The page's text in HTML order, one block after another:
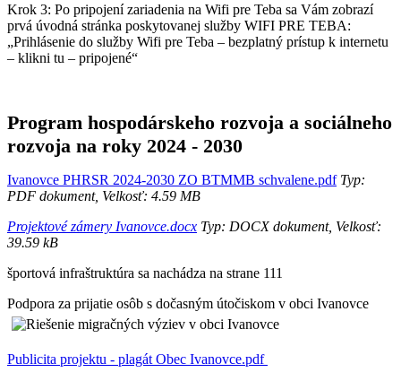
Krok 3: Po pripojení zariadenia na Wifi pre Teba sa Vám zobrazí
prvá úvodná stránka poskytovanej služby WIFI PRE TEBA:
„Prihlásenie do služby Wifi pre Teba – bezplatný prístup k internetu
– klikni tu – pripojené“
Program hospodárskeho rozvoja a sociálneho
rozvoja na roky 2024 - 2030
Ivanovce PHRSR 2024-2030 ZO BTMMB schvalene.pdfTyp:
PDF dokument, Velkosť: 4.59 MB
Projektové zámery Ivanovce.docx Typ: DOCX dokument, Velkosť:
39.59 kB
športová infraštruktúra sa nachádza na strane 111
Podpora za prijatie osôb s dočasným útočiskom v obci Ivanovce
Publicita projektu - plagát Obec Ivanovce.pdf